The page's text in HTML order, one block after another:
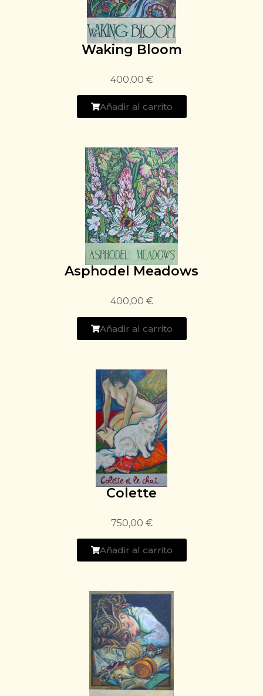
Waking Bloom
400,00 €
Añadir al carrito
Asphodel Meadows
400,00 €
Añadir al carrito
Colette
750,00 €
Añadir al carrito